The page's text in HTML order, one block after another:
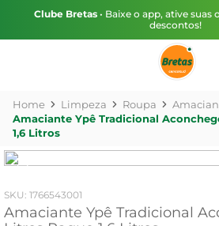
Clube Bretas • Baixe o app, ative suas
descontos!
Limpeza Roupa
Amaciante Ypê Tradicional
1,6 Litros
: 1766543001
Amaciante Ypê Tradicional